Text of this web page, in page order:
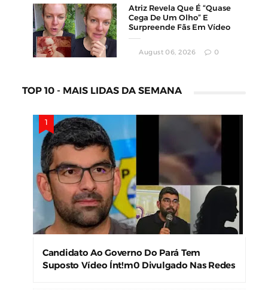
Atriz Revela Que É “Quase
Cega De Um Olho” E
Surpreende Fãs Em Vídeo
August 06, 2026 0
TOP 10 - MAIS LIDAS DA SEMANA
Candidato Ao Governo Do Pará Tem
Suposto Vídeo Ínt!m0 Divulgado Nas Redes